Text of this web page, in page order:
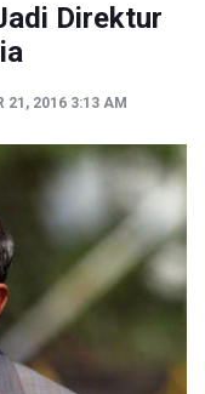
Penanggulangan
Direktur
21, 2016 3:13 AM